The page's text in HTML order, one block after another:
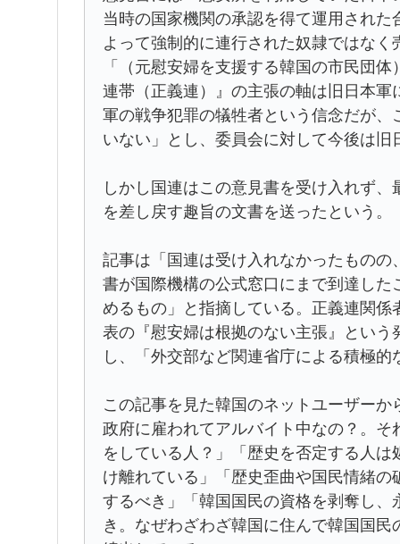
当時の国家機関の承認を得て運用され
よって強制的に連行された奴隷ではな
「（元慰安婦を支援する韓国の市民団
連帯（正義連）』の主張の軸は旧日本
軍の戦争犯罪の犠牲者という信念だが
いない」とし、委員会に対して今後は
しかし国連はこの意見書を受け入れず
を差し戻す趣旨の文書を送ったという。
記事は「国連は受け入れなかったもの
書が国際機構の公式窓口にまで到達し
めるもの」と指摘している。正義連関
表の『慰安婦は根拠のない主張』とい
し、「外交部など関連省庁による積極
この記事を見た韓国のネットユーザー
政府に雇われてアルバイト中なの？。
をしている人？」「歴史を否定する人
け離れている」「歴史歪曲や国民情緒
するべき」「韓国国民の資格を剥奪し
き。なぜわざわざ韓国に住んで韓国国